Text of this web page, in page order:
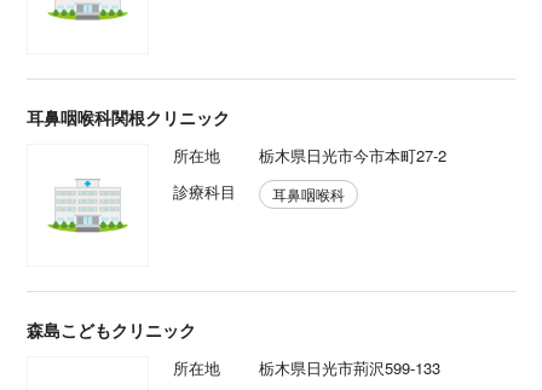
耳鼻咽喉科関根クリニック
所在地
栃木県日光市今市本町27-2
診療科目
耳鼻咽喉科
森島こどもクリニック
所在地
栃木県日光市荊沢599-133